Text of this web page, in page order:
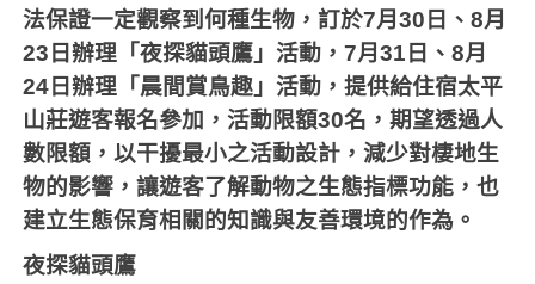
法保證一定觀察到何種生物，訂於7月30 日、8月
23 日辦理「夜探貓頭鷹」活動，7月31 日、8月
24 日辦理「晨間賞鳥趣」活動，提供給住宿太平
山莊遊客報名參加，活動限額30名，期望透過人
數限額，以干擾最小之活動設計，減少對棲地生
物的影響，讓遊客了解動物之生態指標功能，也
建立生態保育相關的知識與友善環境的作為。
夜探貓頭鷹